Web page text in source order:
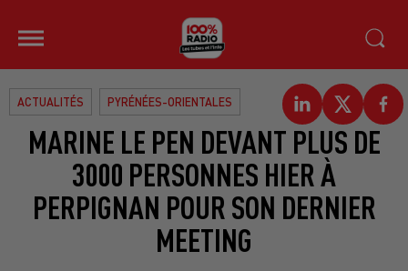
ACTUALITÉS PYRÉNÉES-ORIENTALES
MARINE LE PEN DEVANT PLUS DE
3000 PERSONNES HIER À
PERPIGNAN POUR SON DERNIER
MEETING